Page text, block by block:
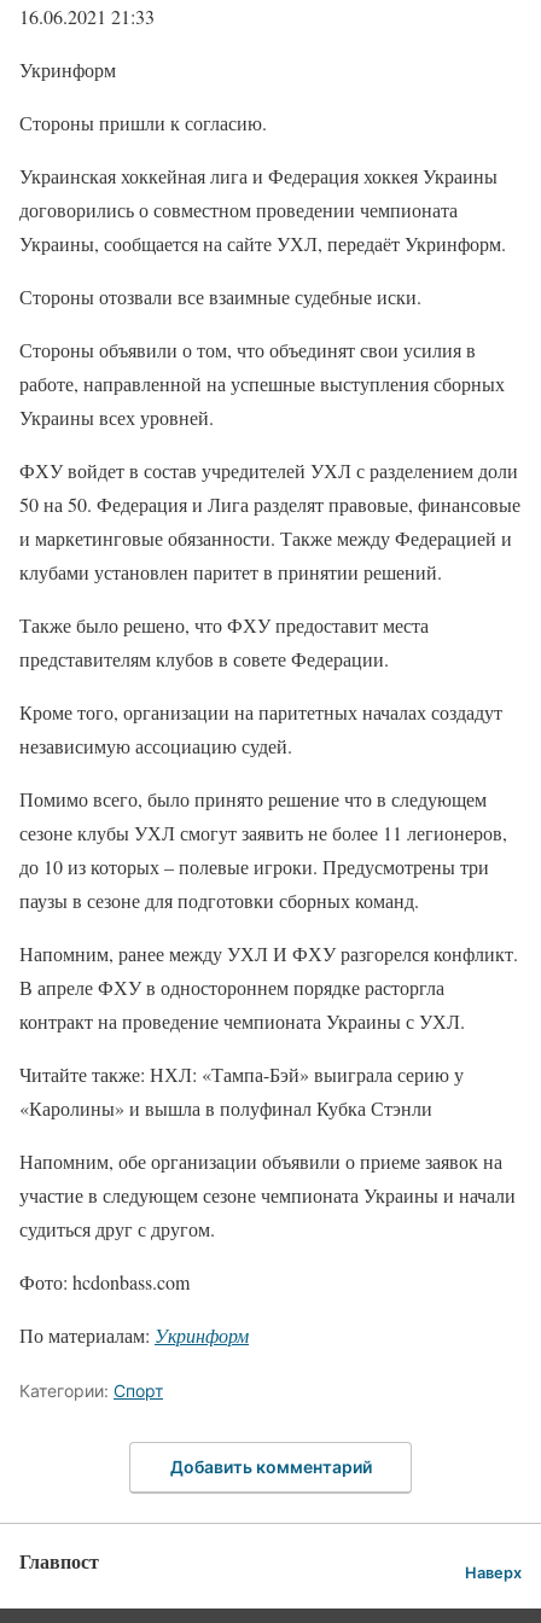
16.06.2021 21:33
Укринформ
Стороны пришли к согласию.
Украинская хоккейная лига и Федерация хоккея Украины
договорились о совместном проведении чемпионата
Украины, сообщается на сайте УХЛ, передаёт Укринформ.
Стороны отозвали все взаимные судебные иски.
Стороны объявили о том, что объединят свои усилия в
работе, направленной на успешные выступления сборных
Украины всех уровней.
ФХУ войдет в состав учредителей УХЛ с разделением доли
50 на 50. Федерация и Лига разделят правовые, финансовые
и маркетинговые обязанности. Также между Федерацией и
клубами установлен паритет в принятии решений.
Также было решено, что ФХУ предоставит места
представителям клубов в совете Федерации.
Кроме того, организации на паритетных началах создадут
независимую ассоциацию судей.
Помимо всего, было принято решение что в следующем
сезоне клубы УХЛ смогут заявить не более 11 легионеров,
до 10 из которых – полевые игроки. Предусмотрены три
паузы в сезоне для подготовки сборных команд.
Напомним, ранее между УХЛ И ФХУ разгорелся конфликт.
В апреле ФХУ в одностороннем порядке расторгла
контракт на проведение чемпионата Украины с УХЛ.
Читайте также: НХЛ: «Тампа-Бэй» выиграла серию у
«Каролины» и вышла в полуфинал Кубка Стэнли
Напомним, обе организации объявили о приеме заявок на
участие в следующем сезоне чемпионата Украины и начали
судиться друг с другом.
Фото: hcdonbass.com
По материалам: Укринформ
Категории: Спорт
Добавить комментарий
Главпост Наверх